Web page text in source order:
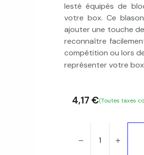
lesté équipés de
votre box. Ce blason
ajouter une touche
reconnaître
compétition ou lors
représenter votre
4,17 €(Toutes taxes